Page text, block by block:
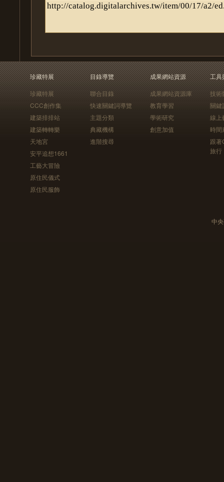
珍藏特展
珍藏特展
CCC創作集
建築排排站
建築轉轉樂
天地宮
安平追想1661
工藝大冒險
原住民儀式
原住民服飾
目錄導覽
聯合目錄
快速關鍵詞導覽
主題分類
典藏機構
進階搜尋
成果網站資源
成果網站資源庫
教育學習
學術研究
創意加值
工具
技術
關鍵
線上
時間
跟
旅行
中